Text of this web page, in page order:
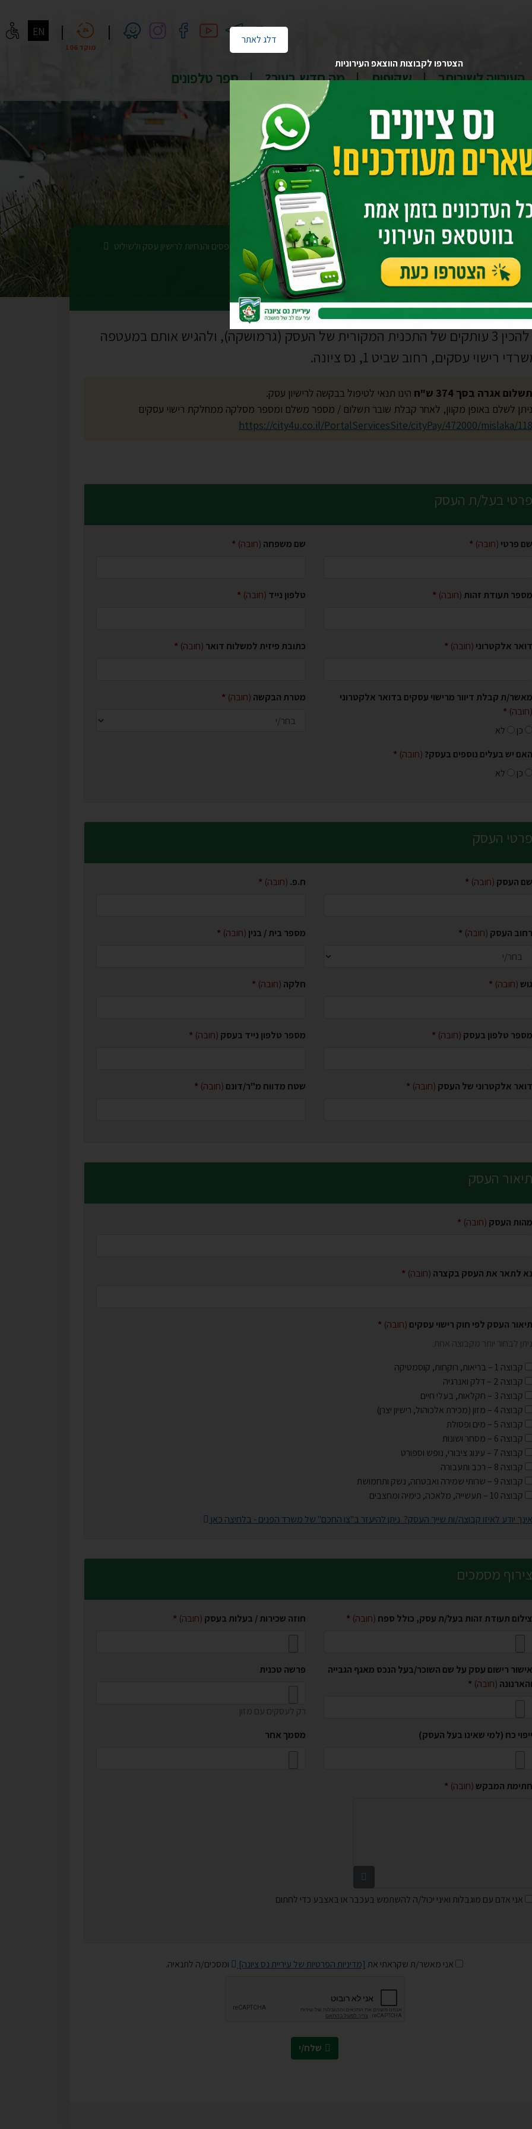
הצטרפו לקבוצות הווצאפ העירוניות
דלג לאתר
העירייה לשירותך שקיפות מה חדש בעיר? ספר טלפונים
חיפוש |
מוקד 106
|
EN
יחידות העירייה שפ"ע - שיפור פני העיר מחלקת רישוי עסקים ושילוט
טפסים והנחיות לרישיון עסק ולשילוט
בקשה לרישיון עסק
טופס בקשה לרישיון עסק
יש להכין 3 עותקים של התכנית המקורית של העסק (גרמושקה), ולהגיש אותם במעטפה
רישוי עסקים, רחוב שביט 1, נס ציונה.
תשלום אגרה בסך 374 ש"ח
הינו תנאי לטיפול בבקשה לרישיון עסק.
ניתן לשלם באופן מקוון, לאחר קבלת שובר תשלום / מספר משלם ומספר מסלקה ממחלקת רישוי עסקים
https://city4u.co.il/PortalServicesSite/cityPay/472000/mislaka/118
פרטי בעל/ת העסק
שם פרטי (חובה) שם משפחה (חובה)
מספר תעודת זהות (חובה) טלפון נייד (חובה)
דואר אלקטרוני (חובה) כתובת פיזית למשלוח דואר (חובה)
מאשר/ת קבלת דיוור מרישוי עסקים בדואר אלקטרוני
(חובה)
כן
לא
מטרת הבקשה (חובה)
האם יש בעלים נוספים בעסק? (חובה)
כן
לא
פרטי העסק
שם העסק (חובה) ח.פ. (חובה)
רחוב העסק (חובה) מספר בית / בנין (חובה)
גוש(חובה) חלקה (חובה)
מספר טלפון בעסק (חובה) מספר טלפון נייד בעסק (חובה)
דואר אלקטרוני של העסק (חובה) שטח מדווח מ"ר/דונם (חובה)
תיאור העסק
מהות העסק (חובה)
נא לתאר את העסק בקצרה (חובה)
תיאור העסק לפי חוק רישוי עסקים (חובה)
ניתן לבחור יותר מקבוצה אחת.
קבוצה 1 – בריאות, רוקחות, קוסמטיקה
קבוצה 2 – דלק ואנרגיה
קבוצה 3 – חקלאות, בעלי חיים
קבוצה 4 – מזון (מכירת אלכוהול, רישיון יצרן)
קבוצה 5 – מים ופסולת
קבוצה 6 – מסחר ושונות
קבוצה 7 – עינוג ציבורי, נופש וספורט
קבוצה 8 – רכב ותעבורה
קבוצה 9 – שרותי שמירה ואבטחה, נשק ותחמושת
קבוצה 10 – תעשייה, מלאכה, כימיה ומחצבים
אינך יודע לאיזו קבוצה/ות שייך העסק? ניתן להיעזר ב"צו החכם" של משרד הפנים - בלחיצה כאן
צירוף מסמכים
צילום תעודת זהות בעל/ת עסק, כולל ספח (חובה) חוזה שכירות / בעלות בעסק (חובה)
אישור רישום עסק על שם השוכר/בעל הנכס מאגף הגבייה
והארנונה (חובה)
פרשה טכנית
רק לעסקים עם מזון
ייפוי כח (למי שאינו בעל העסק)
מסמך אחר
חתימת המבקש(חובה)
אני אדם עם מוגבלות ואיני יכול/ה להשתמש בעכבר או באצבע כדי לחתום
אני מאשר/ת שקראתי את [מדיניות הפרטיות של עיריית נס ציונה] ומסכים/ה לתנאיה.
שלח/י